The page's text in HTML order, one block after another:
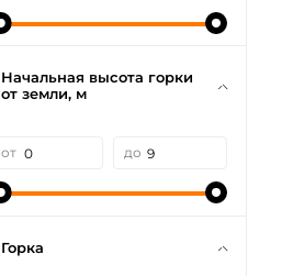
Начальная высота горки
от земли, м
от до
Горка